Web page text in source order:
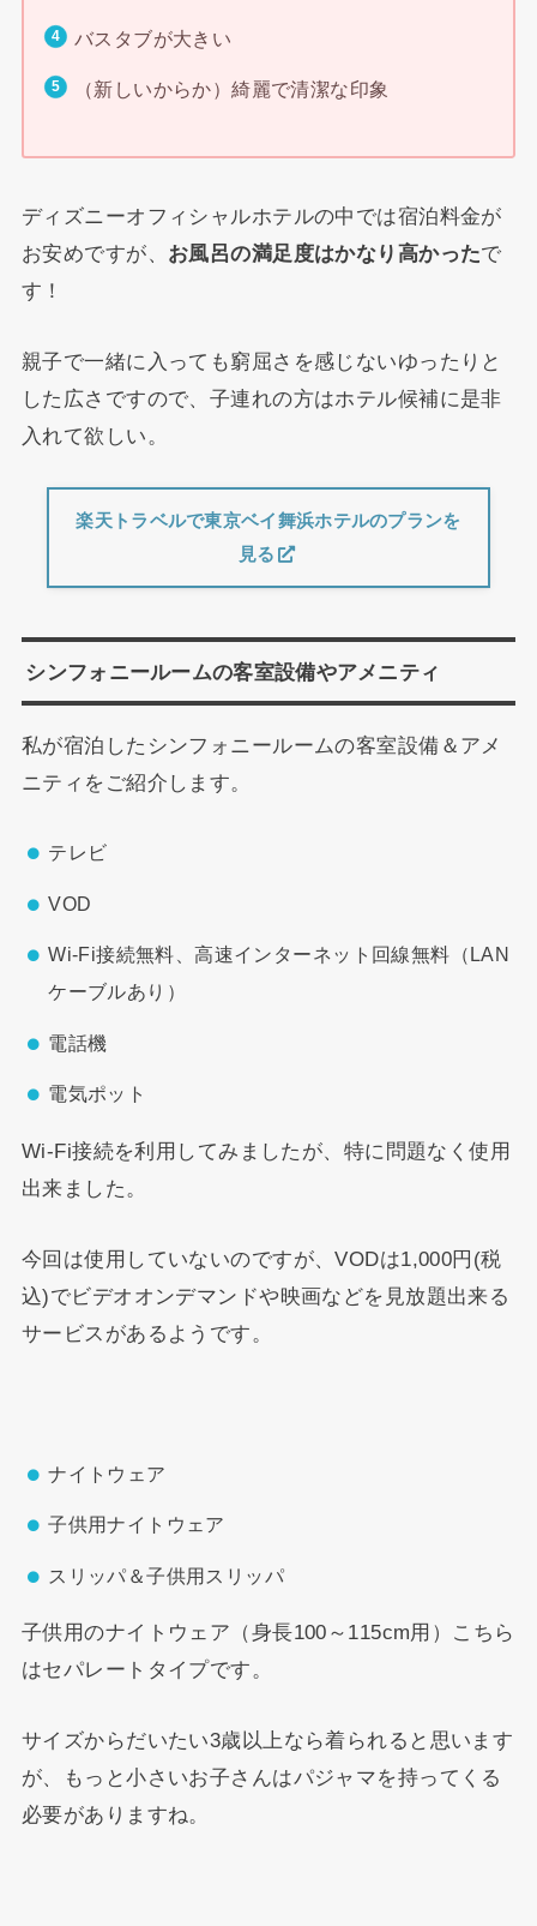
バスタブが大きい
（新しいからか）綺麗で清潔な印象
ディズニーオフィシャルホテルの中では宿泊料金が
お安めですが、 お風呂の満足度はかなり高かったで
す！
親子で一緒に入っても窮屈さを感じないゆったりと
した広さですので、子連れの方はホテル候補に是非
入れて欲しい。
楽天トラベルで東京ベイ舞浜ホテルのプランを
見る
シンフォニールームの客室設備やアメニティ
私が宿泊したシンフォニールームの客室設備＆アメ
ニティをご紹介します。
テレビ
VOD
Wi-Fi接続無料、高速インターネット回線無料（LAN
ケーブルあり）
電話機
電気ポット
Wi-Fi接続を利用してみましたが、特に問題なく使用
出来ました。
今回は使用していないのですが、VODは1,000円(税
込)でビデオオンデマンドや映画などを見放題出来る
サービスがあるようです。
ナイトウェア
子供用ナイトウェア
スリッパ＆子供用スリッパ
子供用のナイトウェア（身長100～115cm用）こちら
はセパレートタイプです。
サイズからだいたい3歳以上なら着られると思います
が、もっと小さいお子さんはパジャマを持ってくる
必要がありますね。